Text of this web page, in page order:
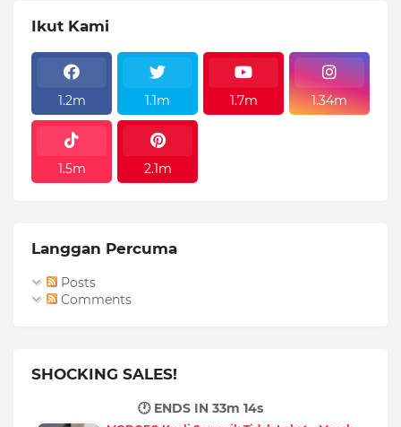
Ikut Kami
1.2m 1.1m 1.7m 1.34m
1.5m 2.1m
Langgan Percuma
Posts
Comments
SHOCKING SALES!
🕐 ENDS IN33m 13s